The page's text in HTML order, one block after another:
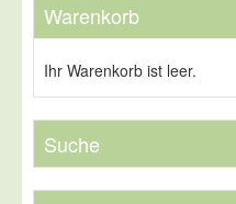
Warenkorb
Ihr Warenkorb ist leer.
Suche